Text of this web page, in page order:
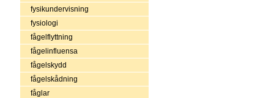
fysikundervisning
fysiologi
fågelflyttning
fågelinfluensa
fågelskydd
fågelskådning
fåglar